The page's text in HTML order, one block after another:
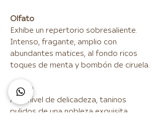
Olfato
Exhibe un repertorio sobresaliente.
Intenso, fragante, amplio con
abundantes matices, al fondo ricos
toques de menta y bombón de ciruela.
Gusto
Alto nivel de delicadeza, taninos
pulidos de una nobleza exquisita.